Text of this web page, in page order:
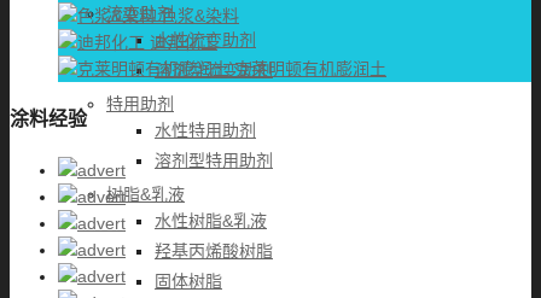
流变助剂
水性流变助剂
溶剂型流变助剂
特用助剂
水性特用助剂
溶剂型特用助剂
树脂&乳液
水性树脂&乳液
羟基丙烯酸树脂
固体树脂
色浆&染料
迪邦化工
克莱明顿有机膨润土
涂料经验